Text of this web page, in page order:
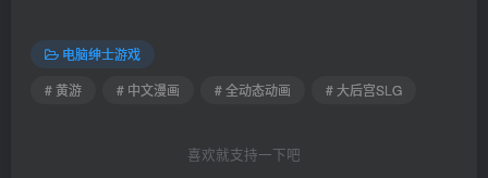
电脑绅士游戏
# 黄游
# 中文漫画 # 全动态动画 # 大后宫SLG
喜欢就支持一下吧